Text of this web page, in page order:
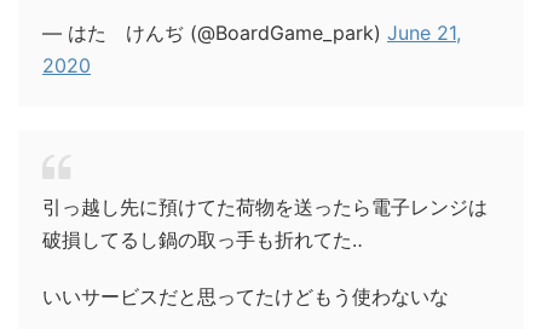
— はた けんぢ (@BoardGame_park) June 21,
2020
引っ越し先に預けてた荷物を送ったら電子レンジは
破損してるし鍋の取っ手も折れてた‥
いいサービスだと思ってたけどもう使わないな